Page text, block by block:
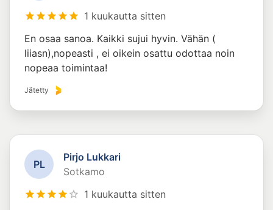
1 kuukautta sitten
En osaa sanoa. Kaikki sujui hyvin. Vähän (
liiasn),nopeasti , ei oikein osattu odottaa noin
nopeaa toimintaa!
Jätetty
PL
Pirjo Lukkari
Sotkamo
1 kuukautta sitten